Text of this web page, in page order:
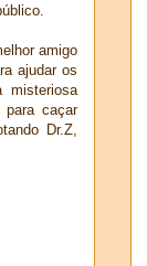
amigo
ajudar os
misteriosa
caçar
Dr.Z,